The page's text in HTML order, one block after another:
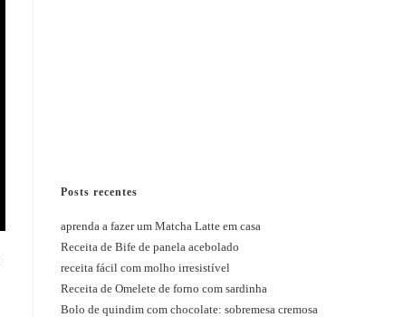
Posts recentes
aprenda a fazer um Matcha Latte em casa
Receita de Bife de panela acebolado
receita fácil com molho irresistível
Receita de Omelete de forno com sardinha
Bolo de quindim com chocolate: sobremesa cremosa